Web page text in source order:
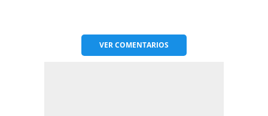
VERCOMENTARIOS